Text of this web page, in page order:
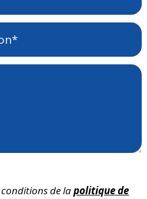
conditions de lapolitique de